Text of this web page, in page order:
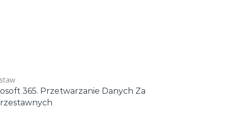
365. Przetwarzanie Danych Za